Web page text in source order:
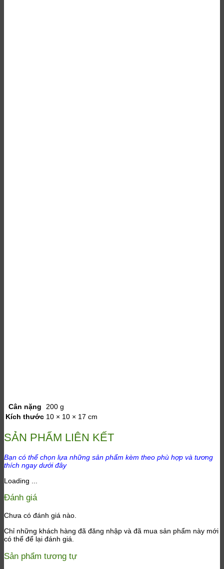
Cân nặng
200 g
Kích thước 10 × 10 × 17 cm
SẢN PHẨM LIÊN KẾT
Bạn có thể chọn lựa những sản phẩm kèm theo phù hợp và tương
thích ngay dưới đây
Loading ...
Đánh giá
Chưa có đánh giá nào.
Chỉ những khách hàng đã đăng nhập và đã mua sản phẩm này mới
có thể để lại đánh giá.
Sản phẩm tương tự